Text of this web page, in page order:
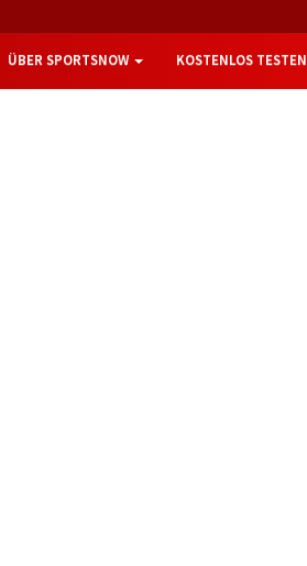
ÜBER SPORTSNOW KOSTENLOS TESTEN